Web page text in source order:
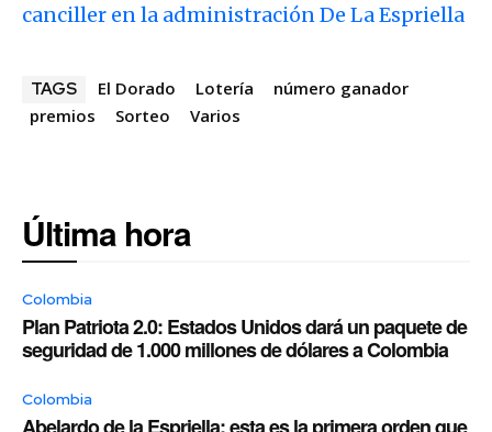
canciller en la administración De La Espriella
TAGS El Dorado Lotería
número ganador
premios
Sorteo Varios
Última hora
Colombia
Plan Patriota 2.0: Estados Unidos dará un paquete de
seguridad de 1.000 millones de dólares a Colombia
Colombia
Abelardo de la Espriella: esta es la primera orden que